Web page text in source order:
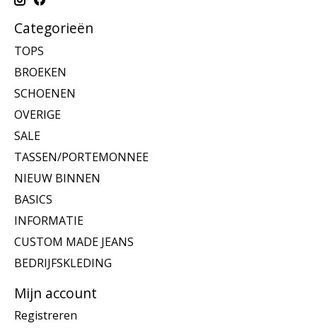
Categorieën
TOPS
BROEKEN
SCHOENEN
OVERIGE
SALE
TASSEN/PORTEMONNEE
NIEUW BINNEN
BASICS
INFORMATIE
CUSTOM MADE JEANS
BEDRIJFSKLEDING
Mijn account
Registreren